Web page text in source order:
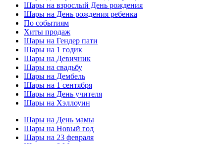
Шары на взрослый День рождения
Шары на День рождения ребенка
По событиям
Хиты продаж
Шары на Гендер пати
Шары на 1 годик
Шары на Девичник
Шары на свадьбу
Шары на Дембель
Шары на 1 сентября
Шары на День учителя
Шары на Хэллоуин
Шары на День мамы
Шары на Новый год
Шары на 23 февраля